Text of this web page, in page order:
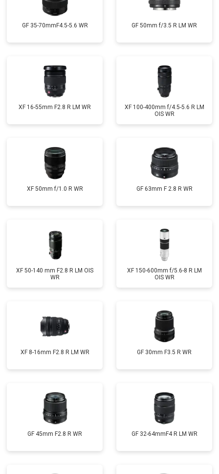
GF 35-70mmF4.5-5.6 WR GF 50mm f/3.5 R LM WR
XF 16-55mm F2.8 R LM WR
XF 100-400mm f/4.5-5.6 R LM
OIS WR
XF 50mm f/1.0 R WR GF 63mm F 2.8 R WR
XF 50-140 mm F2.8 R LM OIS
WR
XF 150-600mm f/5.6-8 R LM
OIS WR
XF 8-16mm F2.8 R LM WR GF 30mm F3.5 R WR
GF 45mm F2.8 R WR GF 32-64mmF4 R LM WR